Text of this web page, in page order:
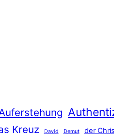
Kreuz David Demut der